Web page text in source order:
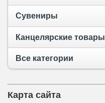
Сувениры
Канцелярские товары
Все категории
Карта сайта